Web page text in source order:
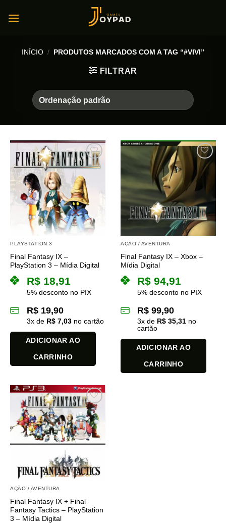
INÍCIO / PRODUTOS MARCADOS COM A TAG “#VIVI”
FILTRAR
PLAYSTATION 3
Final Fantasy IX –
PlayStation 3 – Mídia Digital
R$ 18,91
5% desconto no PIX
R$ 19,90
3x de R$ 7,03 no cartão
ADICIONAR AO
CARRINHO
AÇÃO / AVENTURA
Final Fantasy IX – Xbox –
Mídia Digital
R$ 94,91
5% desconto no PIX
R$ 99,90
3x de R$ 35,31 no
cartão
ADICIONAR AO
CARRINHO
AÇÃO / AVENTURA
Final Fantasy IX + Final
Fantasy Tactics – PlayStation
3 – Mídia Digital